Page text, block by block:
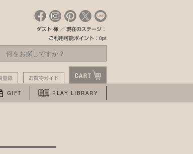
ゲスト 様 ／ 現在のステージ：
ご利用可能ポイント：0pt
登録 お買物ガイド
GIFT PLAY LIBRARY